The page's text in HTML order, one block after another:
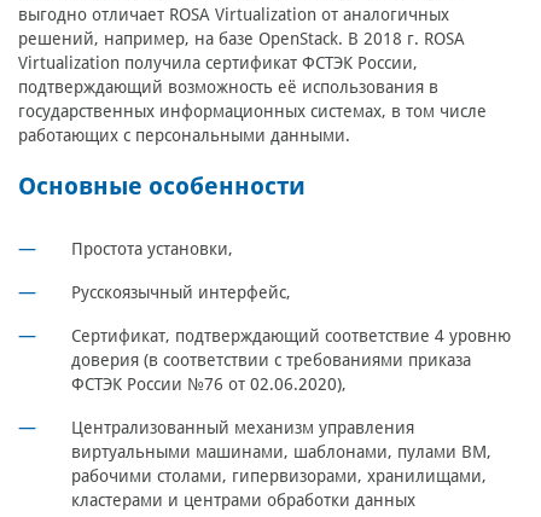
выгодно отличает ROSA Virtualization от аналогичных
решений, например, на базе OpenStack. В 2018 г. ROSA
Virtualization получила сертификат ФСТЭК России,
подтверждающий возможность её использования в
государственных информационных системах, в том числе
работающих с персональными данными.
Основные особенности
Простота установки,
Русскоязычный интерфейс,
Сертификат, подтверждающий соответствие 4 уровню
доверия (в соответствии с требованиями приказа
ФСТЭК России №76 от 02.06.2020),
Централизованный механизм управления
виртуальными машинами, шаблонами, пулами ВМ,
рабочими столами, гипервизорами, хранилищами,
кластерами и центрами обработки данных